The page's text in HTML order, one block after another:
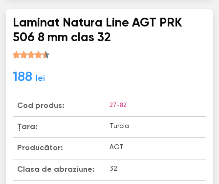
Laminat Natura Line AGT PRK
506 8 mm clas 32
188 lei
Cod produs: 27-82
Țara: Turcia
Producător: AGT
Clasa de abraziune: 32